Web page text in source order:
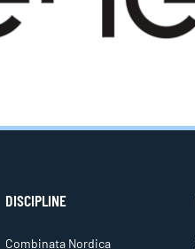
DISCIPLINE
Combinata Nordica